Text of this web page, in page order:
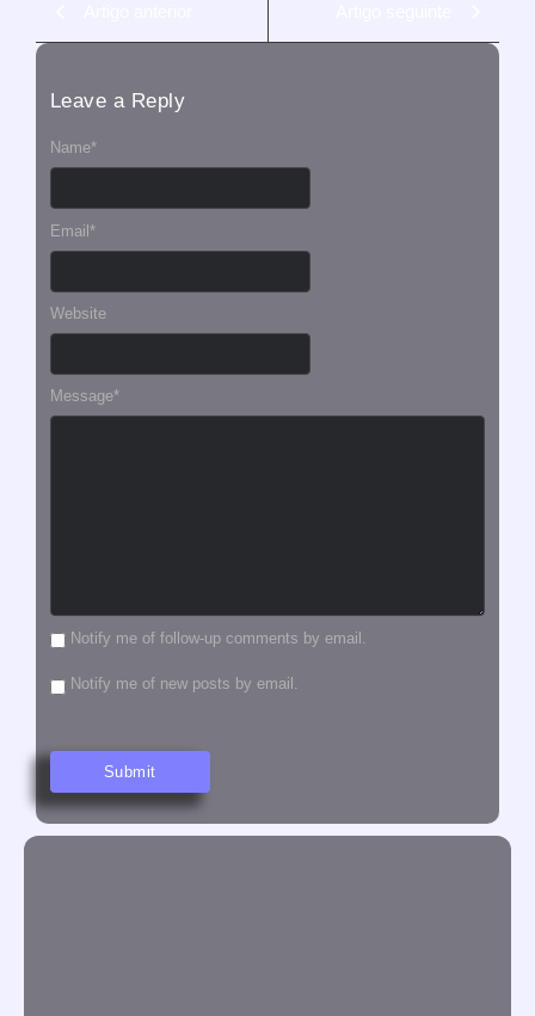
Leave a Reply
Message*
Name*
Email *
Website
Notify me of follow-up comments by email.
Notify me of new posts by email.